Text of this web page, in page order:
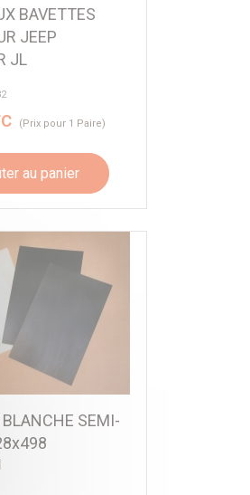
BAVETTES
JEEP
JL
(Prix pour 1 Paire)
au panier
SEMI-